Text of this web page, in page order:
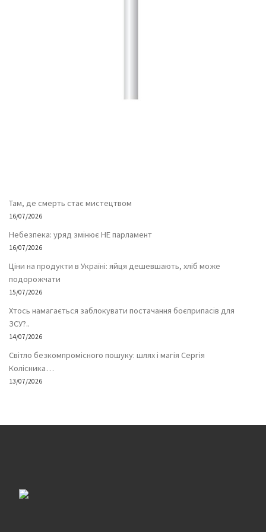
Там, де смерть стає мистецтвом
16/07/2026
Небезпека: уряд змінює НЕ парламент
16/07/2026
Ціни на продукти в Україні: яйця дешевшають, хліб може
подорожчати
15/07/2026
Хтось намагається заблокувати постачання боєприпасів для
ЗСУ?..
14/07/2026
Світло безкомпромісного пошуку: шлях і магія Сергія
Колісника…
13/07/2026